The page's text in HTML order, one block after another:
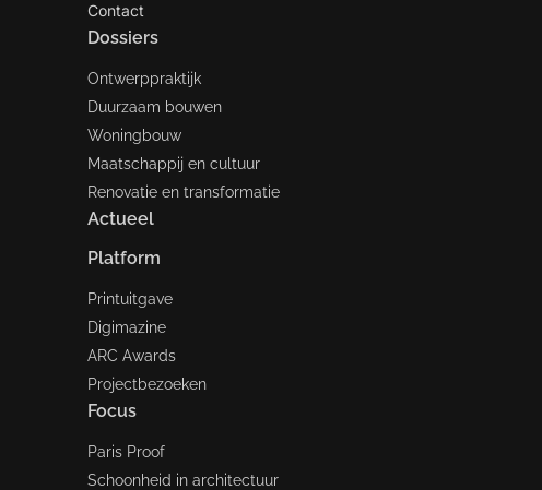
Contact
Dossiers
Ontwerppraktijk
Duurzaam bouwen
Woningbouw
Maatschappij en cultuur
Renovatie en transformatie
Actueel
Platform
Printuitgave
Digimazine
ARC Awards
Projectbezoeken
Focus
Paris Proof
Schoonheid in architectuur